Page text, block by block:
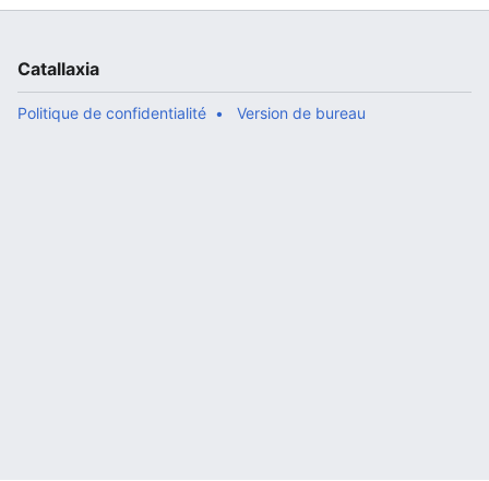
Catallaxia
Politique de confidentialité Version de bureau